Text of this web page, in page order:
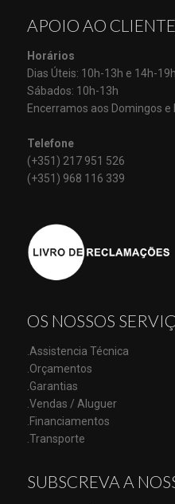
APOIO AO CLIENTE
Horários
Dias Úteis: 10h-13h e 14h-19h
Sábados: 10h-13h
Encerramos aos Domingos e
Telefone
(+351) 217 951 526
(+351) 968 116 339
OS NOSSOS
.Assistencia Técnica
.Orçamentos
.Garantias
.Vendas / Aluguer
.Financiamentos
.Transporte
SUBSCREVA A